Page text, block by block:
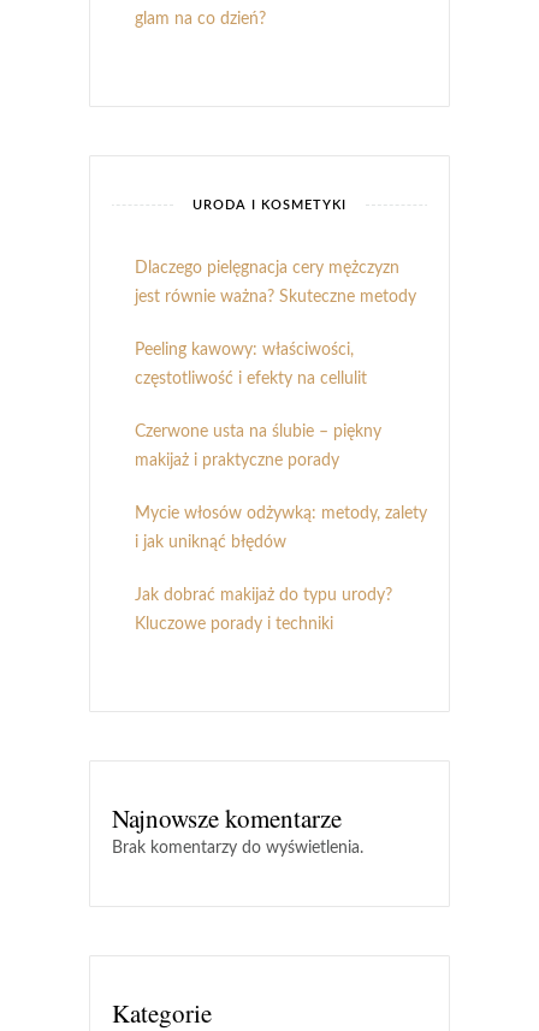
glam na co dzień?
URODA I KOSMETYKI
Dlaczego pielęgnacja cery mężczyzn
jest równie ważna? Skuteczne metody
Peeling kawowy: właściwości,
częstotliwość i efekty na cellulit
Czerwone usta na ślubie – piękny
makijaż i praktyczne porady
Mycie włosów odżywką: metody, zalety
i jak uniknąć błędów
Jak dobrać makijaż do typu urody?
Kluczowe porady i techniki
Najnowsze komentarze
Brak komentarzy do wyświetlenia.
Kategorie